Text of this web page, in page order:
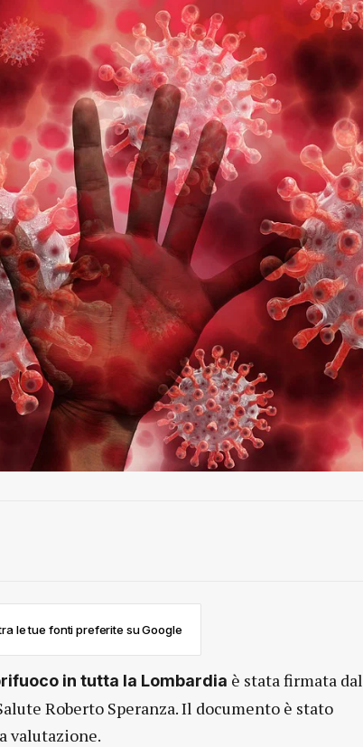
le tue fonti preferite su Google
in tutta la Lombardia è stata firmata dal
Roberto Speranza. Il documento è stato
valutazione.